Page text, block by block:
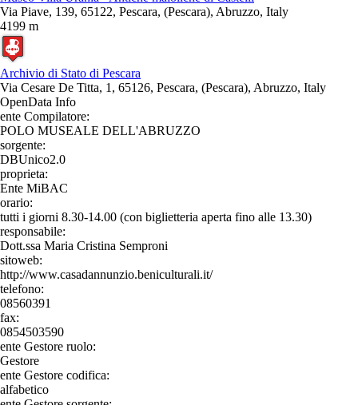
Via Piave, 139, 65122, Pescara, (Pescara), Abruzzo, Italy
4199 m
Archivio di Stato di Pescara
Via Cesare De Titta, 1, 65126, Pescara, (Pescara), Abruzzo, Italy
OpenData Info
ente Compilatore:
POLO MUSEALE DELL'ABRUZZO
sorgente:
DBUnico2.0
proprieta:
Ente MiBAC
orario:
tutti i giorni 8.30-14.00 (con biglietteria aperta fino alle 13.30)
responsabile:
Dott.ssa Maria Cristina Semproni
sitoweb:
http://www.casadannunzio.beniculturali.it/
telefono:
08560391
fax:
0854503590
ente Gestore ruolo:
Gestore
ente Gestore codifica:
alfabetico